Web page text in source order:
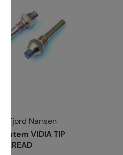
Fjord Nansen
VIDIA TIP
THREAD